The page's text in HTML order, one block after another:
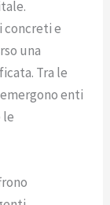
concreti e
una
Tra le
enti
le